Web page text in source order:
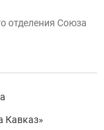
отделения Союза
Кавказ»